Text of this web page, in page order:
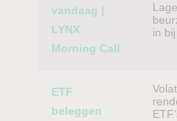
vandaag |
LYNX
Morning Call
in
ETF
beleggen